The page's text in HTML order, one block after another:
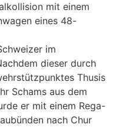
mit einem
eines 48-
im
dieser durch
Thusis
Schams aus dem
er mit einem Rega-
nach Chur